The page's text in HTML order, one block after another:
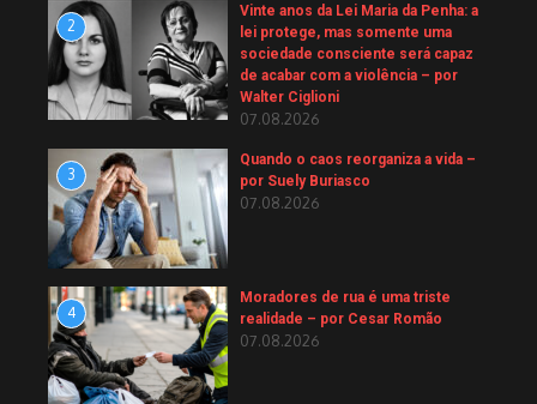
2
Vinte anos da Lei Maria da Penha: a
lei protege, mas somente uma
sociedade consciente será capaz
de acabar com a violência – por
Walter Ciglioni
07.08.2026
3
Quando o caos reorganiza a vida –
por Suely Buriasco
07.08.2026
4
Moradores de rua é uma triste
realidade – por Cesar Romão
07.08.2026